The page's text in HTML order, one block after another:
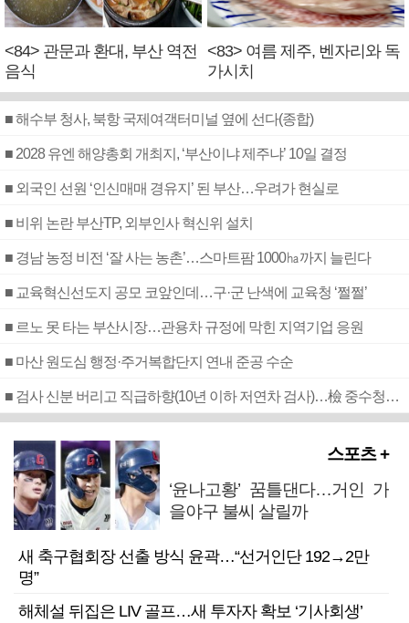
<84> 관문과 환대, 부산 역전
음식
<83> 여름 제주, 벤자리와 독
가시치
■ 해수부 청사, 북항 국제여객터미널 옆에 선다(종합)
■ 2028 유엔 해양총회 개최지, ‘부산이냐 제주냐’ 10일 결정
■ 외국인 선원 ‘인신매매 경유지’ 된 부산…우려가 현실로
■ 비위 논란 부산TP, 외부인사 혁신위 설치
■ 경남 농정 비전 ‘잘 사는 농촌’…스마트팜 1000㏊까지 늘린다
■ 교육혁신선도지 공모 코앞인데…구·군 난색에 교육청 ‘쩔쩔’
■ 르노 못 타는 부산시장…관용차 규정에 막힌 지역기업 응원
■ 마산 원도심 행정·주거복합단지 연내 준공 수순
■ 검사 신분 버리고 직급하향(10년 이하 저연차 검사)…檢 중수청행 기피
스포츠 +
‘윤나고황’ 꿈틀댄다…거인 가
을야구 불씨 살릴까
새 축구협회장 선출 방식 윤곽…“선거인단 192→2만
명”
해체설 뒤집은 LIV 골프…새 투자자 확보 ‘기사회생’